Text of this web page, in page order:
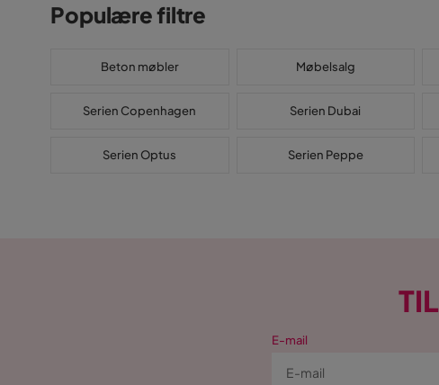
Populære filtre
Beton møbler Møbelsalg
Serien Copenhagen Serien Dubai
Serien Optus Serien Peppe
E-mail